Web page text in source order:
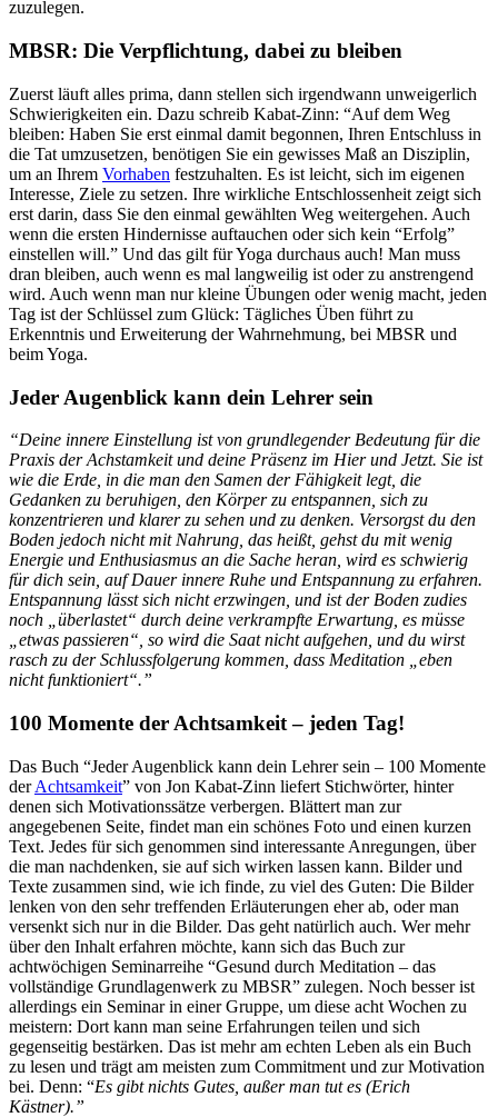
zuzulegen.
MBSR: Die Verpflichtung, dabei zu bleiben
Zuerst läuft alles prima, dann stellen sich irgendwann unweigerlich
Schwierigkeiten ein. Dazu schreib Kabat-Zinn: “Auf dem Weg
bleiben: Haben Sie erst einmal damit begonnen, Ihren Entschluss in
die Tat umzusetzen, benötigen Sie ein gewisses Maß an Disziplin,
um an Ihrem Vorhaben festzuhalten. Es ist leicht, sich im eigenen
Interesse, Ziele zu setzen. Ihre wirkliche Entschlossenheit zeigt sich
erst darin, dass Sie den einmal gewählten Weg weitergehen. Auch
wenn die ersten Hindernisse auftauchen oder sich kein “Erfolg”
einstellen will.” Und das gilt für Yoga durchaus auch! Man muss
dran bleiben, auch wenn es mal langweilig ist oder zu anstrengend
wird. Auch wenn man nur kleine Übungen oder wenig macht, jeden
Tag ist der Schlüssel zum Glück: Tägliches Üben führt zu
Erkenntnis und Erweiterung der Wahrnehmung, bei MBSR und
beim Yoga.
Jeder Augenblick kann dein Lehrer sein
“Deine innere Einstellung ist von grundlegender Bedeutung für die
Praxis der Achstamkeit und deine Präsenz im Hier und Jetzt. Sie ist
wie die Erde, in die man den Samen der Fähigkeit legt, die
Gedanken zu beruhigen, den Körper zu entspannen, sich zu
konzentrieren und klarer zu sehen und zu denken. Versorgst du den
Boden jedoch nicht mit Nahrung, das heißt, gehst du mit wenig
Energie und Enthusiasmus an die Sache heran, wird es schwierig
für dich sein, auf Dauer innere Ruhe und Entspannung zu erfahren.
Entspannung lässt sich nicht erzwingen, und ist der Boden zudies
noch „überlastet“ durch deine verkrampfte Erwartung, es müsse
„etwas passieren“, so wird die Saat nicht aufgehen, und du wirst
rasch zu der Schlussfolgerung kommen, dass Meditation „eben
nicht funktioniert“.”
100 Momente der Achtsamkeit – jeden Tag!
Das Buch “Jeder Augenblick kann dein Lehrer sein – 100 Momente
derAchtsamkeit” von Jon Kabat-Zinn liefert Stichwörter, hinter
denen sich Motivationssätze verbergen. Blättert man zur
angegebenen Seite, findet man ein schönes Foto und einen kurzen
Text. Jedes für sich genommen sind interessante Anregungen, über
die man nachdenken, sie auf sich wirken lassen kann. Bilder und
Texte zusammen sind, wie ich finde, zu viel des Guten: Die Bilder
lenken von den sehr treffenden Erläuterungen eher ab, oder man
versenkt sich nur in die Bilder. Das geht natürlich auch. Wer mehr
über den Inhalt erfahren möchte, kann sich das Buch zur
achtwöchigen Seminarreihe “Gesund durch Meditation – das
vollständige Grundlagenwerk zu MBSR” zulegen. Noch besser ist
allerdings ein Seminar in einer Gruppe, um diese acht Wochen zu
meistern: Dort kann man seine Erfahrungen teilen und sich
gegenseitig bestärken. Das ist mehr am echten Leben als ein Buch
zu lesen und trägt am meisten zum Commitment und zur Motivation
bei. Denn: “Es gibt nichts Gutes, außer man tut es (Erich
Kästner).”